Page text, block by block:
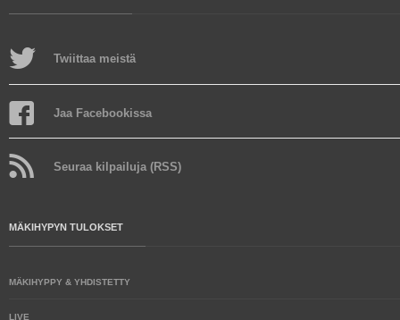
Twiittaa meistä
Jaa Facebookissa
Seuraa kilpailuja (RSS)
MÄKIHYPYN TULOKSET
MÄKIHYPPY & YHDISTETTY
LIVE